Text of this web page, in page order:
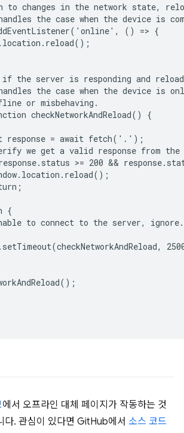
to changes in the network state,
the case when the device is
() => {
the server is responding and
the case when the device is
or misbehaving.
checkNetworkAndReload() {
response = await fetch('.');
we get a valid response from the
>= 200 &&
{
to connect to the server, ignore.
에서 오프라인 대체 페이지가 작동하는 것
다. 관심이 있다면 GitHub에서 소스 코드